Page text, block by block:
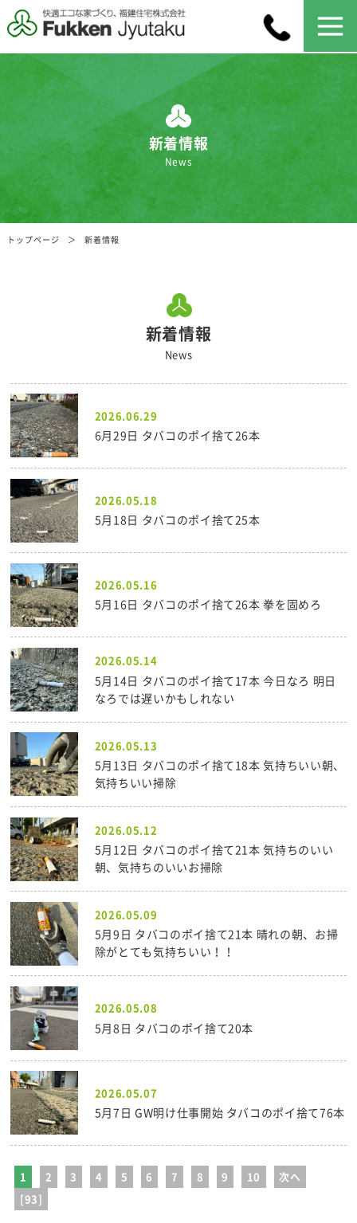
新着情報
News
トップページ 新着情報
新着情報
News
2026.06.29
6月29日 タバコのポイ捨て26本
2026.05.18
5月18日 タバコのポイ捨て25本
2026.05.16
5月16日 タバコのポイ捨て26本 拳を固めろ
2026.05.14
5月14日 タバコのポイ捨て17本 今日なろ 明日
なろでは遅いかもしれない
2026.05.13
5月13日 タバコのポイ捨て18本 気持ちいい朝、
気持ちいい掃除
2026.05.12
5月12日 タバコのポイ捨て21本 気持ちのいい
朝、気持ちのいいお掃除
2026.05.09
5月9日 タバコのポイ捨て21本 晴れの朝、お掃
除がとても気持ちいい！！
2026.05.08
5月8日 タバコのポイ捨て20本
2026.05.07
5月7日 GW明け仕事開始 タバコのポイ捨て76本
1 2 3 4 5 6 7 8 9 10
次へ
[93]